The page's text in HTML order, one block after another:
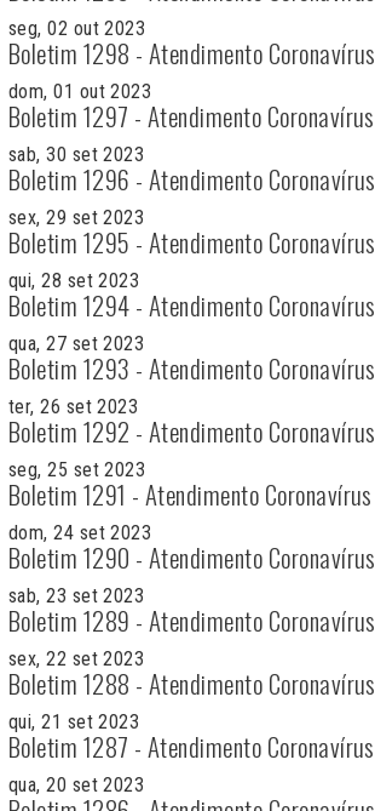
seg, 02 out 2023
Boletim 1298 - Atendimento Coronavírus
dom, 01 out 2023
Boletim 1297 - Atendimento Coronavírus
sab, 30 set 2023
Boletim 1296 - Atendimento Coronavírus
sex, 29 set 2023
Boletim 1295 - Atendimento Coronavírus
qui, 28 set 2023
Boletim 1294 - Atendimento Coronavírus
qua, 27 set 2023
Boletim 1293 - Atendimento Coronavírus
ter, 26 set 2023
Boletim 1292 - Atendimento Coronavírus
seg, 25 set 2023
Boletim 1291 - Atendimento Coronavírus
dom, 24 set 2023
Boletim 1290 - Atendimento Coronavírus
sab, 23 set 2023
Boletim 1289 - Atendimento Coronavírus
sex, 22 set 2023
Boletim 1288 - Atendimento Coronavírus
qui, 21 set 2023
Boletim 1287 - Atendimento Coronavírus
qua, 20 set 2023